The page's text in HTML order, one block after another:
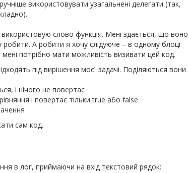
використовувати узагальнені делегати (так,
слово функція. Мені здається, що воно
А робити я хочу слідуюче – в одному блоці
потрібно мати можливість визивати цей код.
під вирішення моєї задачі. Поділяються вони
і нічого не повертає
і повертає тільки true або false
сам код.
в лог, приймаючи на вхід текстовий рядок: